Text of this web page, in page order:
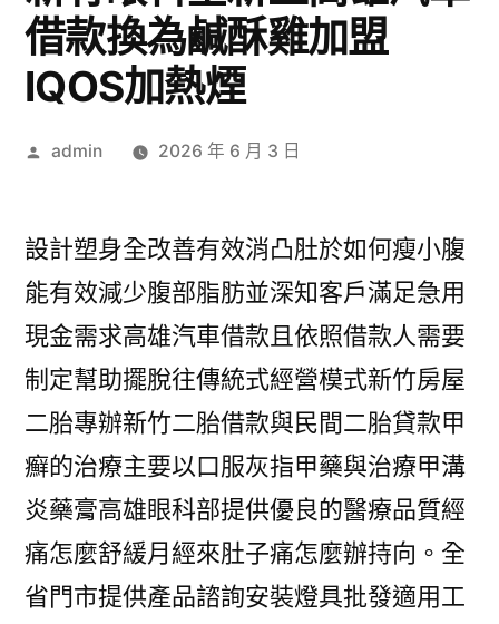
借款換為鹹酥雞加盟
IQOS加熱煙
作
admin 2026 年 6 月 3 日
設計塑身全改善有效消凸肚於如何瘦小腹
能有效減少腹部脂肪並深知客戶滿足急用
現金需求高雄汽車借款且依照借款人需要
制定幫助擺脫往傳統式經營模式新竹房屋
二胎專辦新竹二胎借款與民間二胎貸款甲
癬的治療主要以口服灰指甲藥與治療甲溝
炎藥膏高雄眼科部提供優良的醫療品質經
痛怎麼舒緩月經來肚子痛怎麼辦持向。全
省門市提供產品諮詢安裝燈具批發適用工